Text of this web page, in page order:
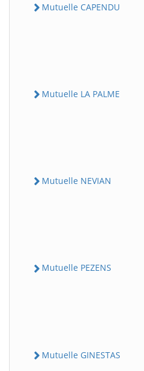
Mutuelle CAPENDU
Mutuelle LA PALME
Mutuelle NEVIAN
Mutuelle PEZENS
Mutuelle GINESTAS